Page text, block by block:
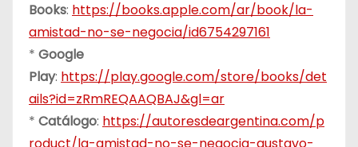
Books: https://books.apple.com/ar/book/la-
amistad-no-se-negocia/id6754297161
* Google
Play: https://play.google.com/store/books/det
ails?id=zRmREQAAQBAJ&gl=ar
* Catálogo: https://autoresdeargentina.com/p